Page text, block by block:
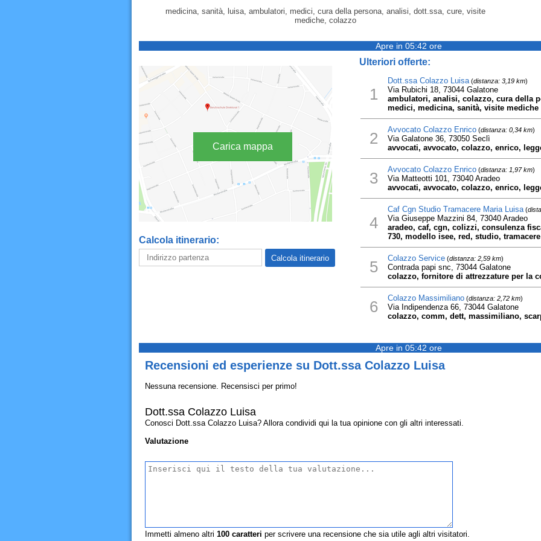
medicina, sanità, luisa, ambulatori, medici, cura della persona, analisi, dott.ssa, cure, visite
mediche, colazzo
Apre in 05:42 ore
Carica mappa
Calcola itinerario:
Ulteriori offerte:
1
Dott.ssa Colazzo Luisa(distanza: 3,19 km)
Via Rubichi 18, 73044 Galatone
ambulatori, analisi, colazzo, cura della
medici, medicina, sanità, visite mediche
2 Avvocato Colazzo Enrico(distanza: 0,34 km)
Via Galatone 36, 73050 Seclì
avvocati, avvocato, colazzo, enrico,
3 Avvocato Colazzo Enrico(distanza: 1,97 km)
Via Matteotti 101, 73040 Aradeo
avvocati, avvocato, colazzo, enrico,
4
Caf Cgn Studio Tramacere Maria Luisa(
Via Giuseppe Mazzini 84, 73040 Aradeo
aradeo, caf, cgn, colizzi, consulenza
730, modello isee, red, studio, tramacere
5 Colazzo Service(distanza: 2,59 km)
Contrada papi snc, 73044 Galatone
colazzo, fornitore di attrezzature per la
6 Colazzo Massimiliano(distanza: 2,72 km)
Via Indipendenza 66, 73044 Galatone
colazzo, comm, dett, massimiliano,
Apre in 05:42 ore
Recensioni ed esperienze su Dott.ssa Colazzo Luisa
Nessuna recensione. Recensisci per primo!
Dott.ssa Colazzo Luisa
Conosci Dott.ssa Colazzo Luisa? Allora condividi qui la tua opinione con gli altri interessati.
Valutazione
Immetti almeno altri 100caratteri per scrivere una recensione che sia utile agli altri visitatori.